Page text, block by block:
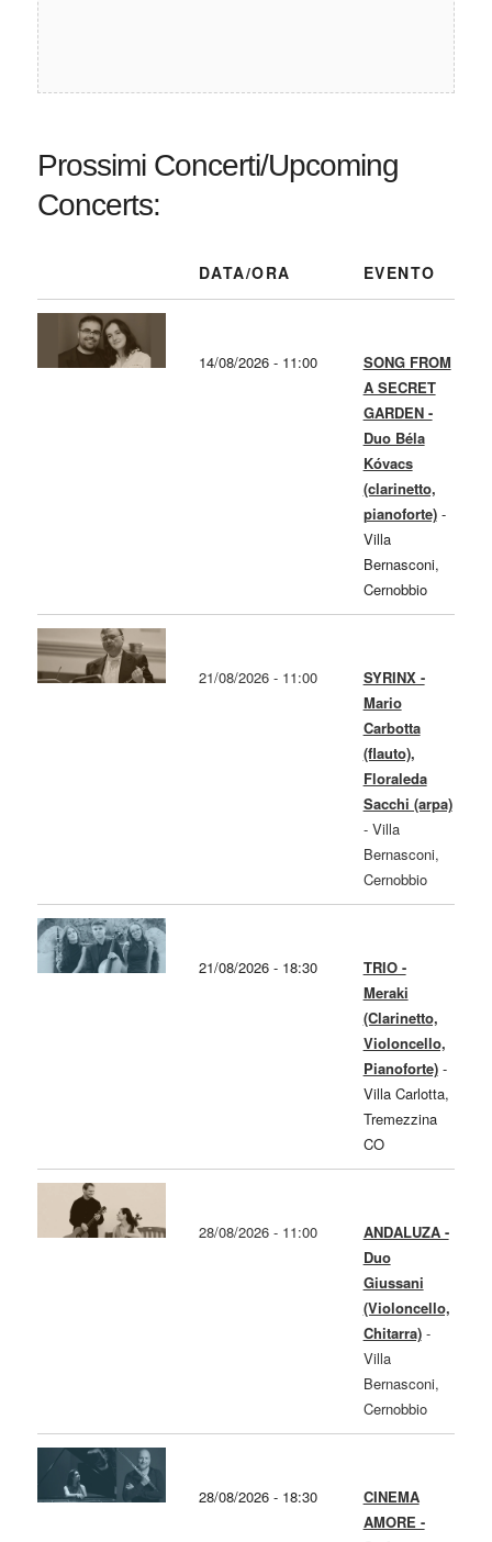
Prossimi Concerti/Upcoming
Concerts:
DATA/ORA EVENTO
14/08/2026 - 11:00
SONG FROM
A SECRET
GARDEN -
Duo Béla
Kóvacs
(clarinetto,
pianoforte)-
Villa
Bernasconi,
Cernobbio
21/08/2026 - 11:00
SYRINX -
Mario
Carbotta
(flauto),
Floraleda
Sacchi (arpa)
- Villa
Bernasconi,
Cernobbio
21/08/2026 - 18:30
TRIO -
Meraki
(Clarinetto,
Violoncello,
Pianoforte)-
Villa Carlotta,
Tremezzina
CO
28/08/2026 - 11:00
ANDALUZA -
Duo
Giussani
(Violoncello,
Chitarra)-
Villa
Bernasconi,
Cernobbio
28/08/2026 - 18:30
CINEMA
AMORE -